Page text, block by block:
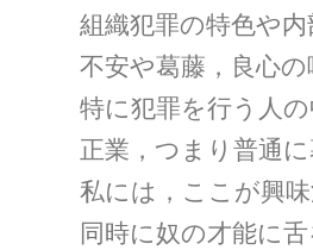
組織犯罪の特色や
不安や葛藤，良心
特に犯罪を行う人の
正業，つまり普通
私には，ここが興味
同時に奴の才能に舌